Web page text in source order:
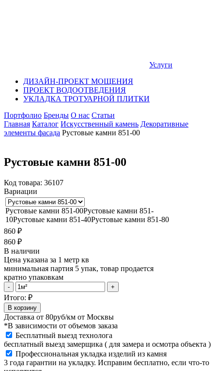
Услуги
ДИЗАЙН-ПРОЕКТ МОЩЕНИЯ
ПРОЕКТ ВОДООТВЕДЕНИЯ
УКЛАДКА ТРОТУАРНОЙ ПЛИТКИ
Портфолио Бренды О нас Статьи
Главная Каталог Искусственный камень Декоративные
элементы фасада Рустовые камни 851-00
Рустовые камни 851-00
Код товара: 36107
Вариации
Рустовые камни 851-00Рустовые камни 851-
10Рустовые камни 851-40Рустовые камни 851-80
860 ₽
860 ₽
В наличии
Цена указана за 1 метр кв
минимальная партия 5 упак, товар продается
кратно упаковкам
Рустовые
камни
851-
00
quantity
- +
Итого: ₽
В корзину
Доставка от 80руб/км от Москвы
*В зависимости от объемов заказа
Бесплатный выезд технолога
бесплатный выезд замерщика ( для замера и осмотра объекта )
Профессиональная укладка изделий из камня
3 года гарантии на укладку. Исправим бесплатно, если что-то